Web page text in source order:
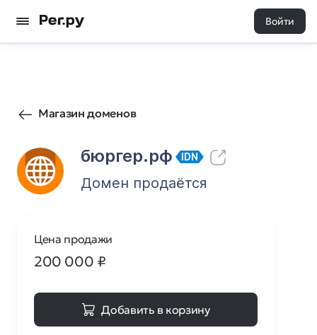
Войти
Магазин доменов
бюргер.рф IDN
146 0
Домен продаётся
Цена продажи
200 000 ₽
Добавить в корзину